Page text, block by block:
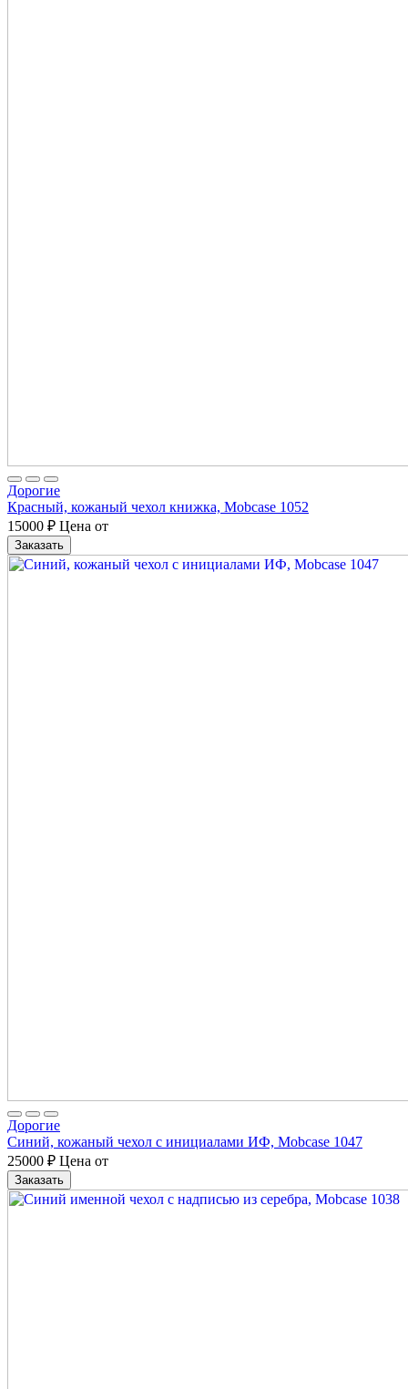
Дорогие
Красный, кожаный чехол книжка, Mobcase 1052
15000 ₽ Цена от
Заказать
Дорогие
Синий, кожаный чехол с инициалами ИФ, Mobcase 1047
25000 ₽ Цена от
Заказать